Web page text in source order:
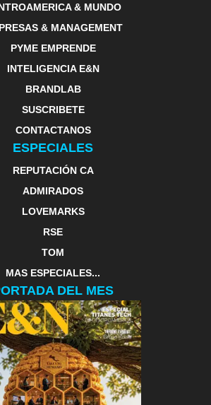
& MUNDO
& MANAGEMENT
PYME EMPRENDE
INTELIGENCIA E&N
BRANDLAB
SUSCRIBETE
CONTACTANOS
ESPECIALES
REPUTACIÓN CA
ADMIRADOS
LOVEMARKS
RSE
TOM
MAS ESPECIALES...
DEL MES